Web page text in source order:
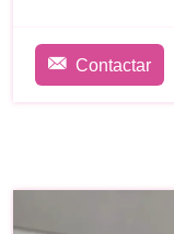
Contactar